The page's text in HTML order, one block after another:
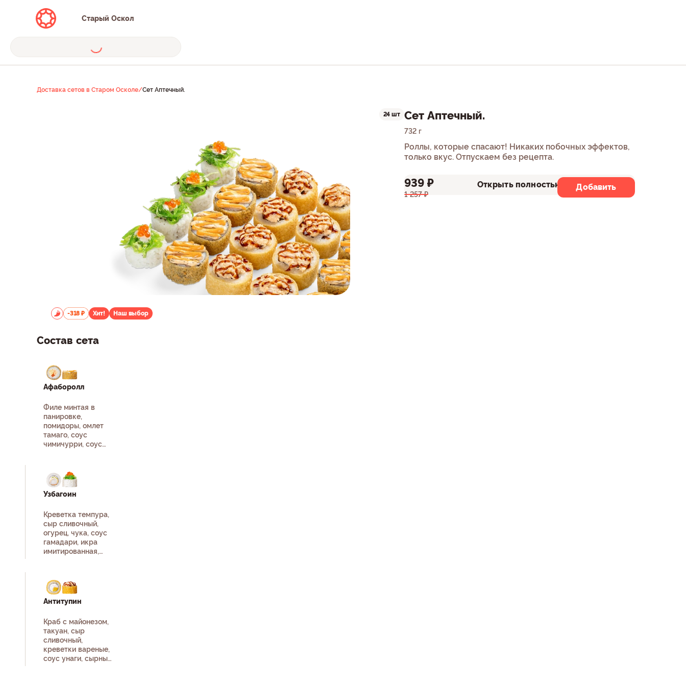
Старый Оскол
Доставка сетов в Старом Осколе/Сет Аптечный.
24 шт
-318 ₽ Хит! Наш выбор
Сет Аптечный.
732 г
Роллы, которые спасают! Никаких побочных эффектов,
только вкус. Отпускаем без рецепта.
Открыть полностью
939 ₽
1 257 ₽
Добавить
Состав сета
Афаборолл
Филе минтая в
панировке,
помидоры, омлет
тамаго, соус
чимичурри, соус
Узбагоин
Креветка темпура,
сыр сливочный,
огурец, чука, соус
гамадари, икра
имитированная,
Антитупин
Краб с майонезом,
такуан, сыр
сливочный,
креветки вареные,
соус унаги, сырный